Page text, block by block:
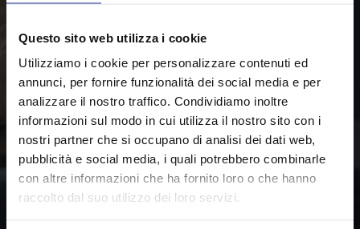
Questo sito web utilizza i cookie
Utilizziamo i cookie per personalizzare contenuti ed
annunci, per fornire funzionalità dei social media e per
analizzare il nostro traffico. Condividiamo inoltre
informazioni sul modo in cui utilizza il nostro sito con i
nostri partner che si occupano di analisi dei dati web,
pubblicità e social media, i quali potrebbero combinarle
con altre informazioni che ha fornito loro o che hanno
raccolto dal suo utilizzo dei loro servizi.